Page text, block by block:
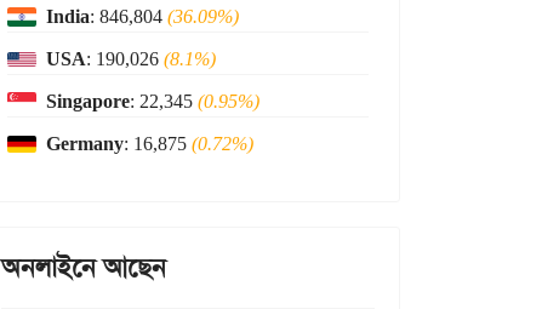
India: 846,804(36.09%)
USA: 190,026(8.1%)
Singapore: 22,345(0.95%)
Germany: 16,875(0.72%)
অনলাইনে আছেন